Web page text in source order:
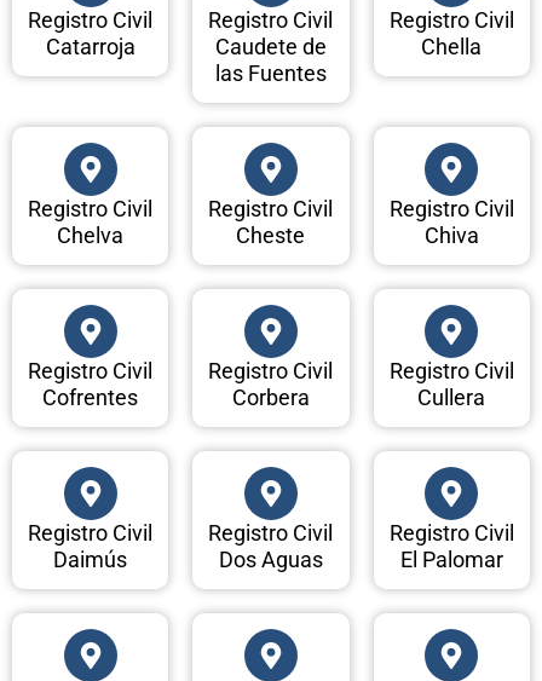
Registro Civil
Catarroja
Registro Civil
Caudete de
las Fuentes
Registro Civil
Chella
Registro Civil
Chelva
Registro Civil
Cheste
Registro Civil
Chiva
Registro Civil
Cofrentes
Registro Civil
Corbera
Registro Civil
Cullera
Registro Civil
Daimús
Registro Civil
Dos Aguas
Registro Civil
El Palomar